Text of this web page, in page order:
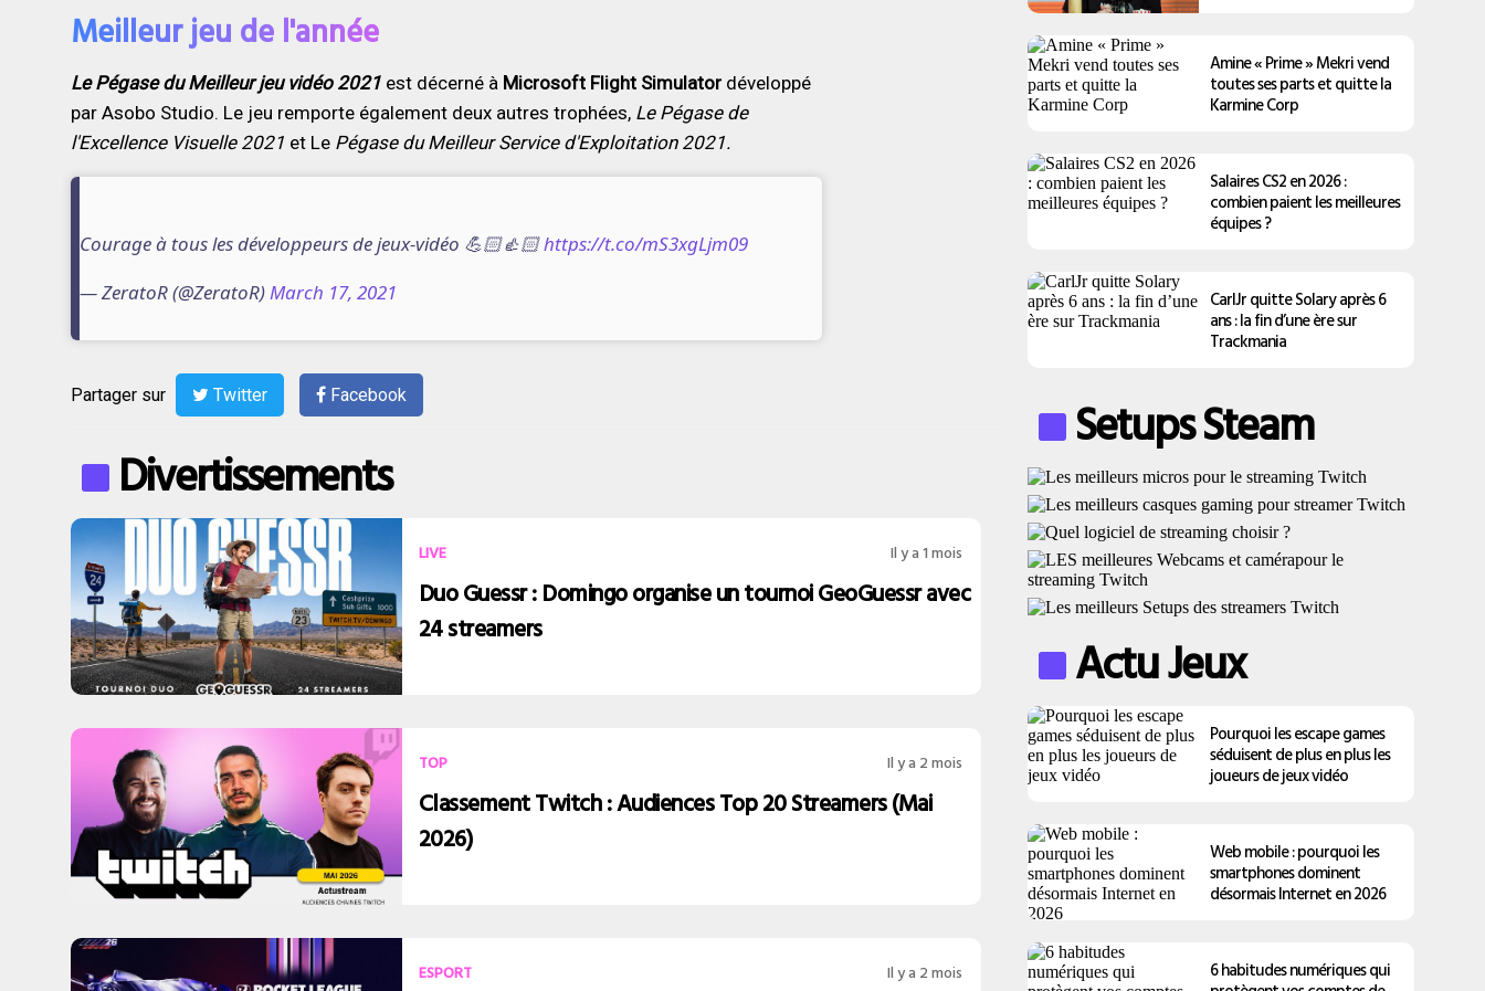
Meilleur jeu de l'année
Le Pégase du Meilleur jeu vidéo 2021est décerné à Microsoft Flight Simulator développé
par Asobo Studio. Le jeu remporte également deux autres trophées, Le Pégase de
l'Excellence Visuelle 2021 et Le Pégase du Meilleur Service d'Exploitation 2021.
Courage à tous les développeurs de jeux-vidéo 💪🏻👍🏻https://t.co/mS3xgLjm09
— ZeratoR (@ZeratoR)March 17, 2021
Partager sur Twitter Facebook
Divertissements
LIVE Il y a 1 mois
Duo Guessr : Domingo organise un tournoi GeoGuessr avec
24 streamers
TOP Il y a 2 mois
Classement Twitch : Audiences Top 20 Streamers (Mai
2026)
ESPORT Il y a 2 mois
Amine « Prime » Mekri vend
toutes ses parts et quitte la
Karmine Corp
Salaires CS2 en 2026 :
combien paient les meilleures
équipes ?
CarlJr quitte Solary après 6
ans : la fin d’une ère sur
Trackmania
Setups Steam
Actu Jeux
Pourquoi les escape games
séduisent de plus en plus les
joueurs de jeux vidéo
Web mobile : pourquoi les
smartphones dominent
désormais Internet en 2026
6 habitudes numériques qui